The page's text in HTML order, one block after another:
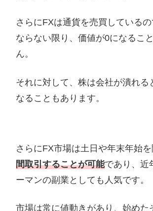
さらにFXは通貨を売買しているの
ならない限り、価値が0になるこ
ん。
それに対して、株は会社が潰れる
なることもあります。
さらにFX市場は土日や年末年始を
間取引することが可能であり、近
ーマンの副業としても人気です。
市場は常に値動きがあり、始めた